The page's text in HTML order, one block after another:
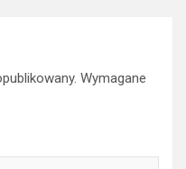
Wymagane